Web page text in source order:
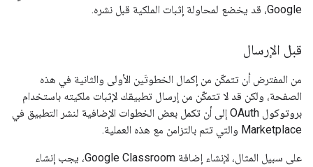
Google، قد يخضع لمحاولة إثبات الملكية قبل نشره.
قبل الإرسال
من المفترض أن تتمكّن من إكمال الخطوتَين الأولى والثانية في هذه
الصفحة، ولكن قد لا تتمكّن من إرسال تطبيقك لإثبات ملكيته باستخدام
بروتوكول OAuth إلى أن تكمل بعض الخطوات الإضافية لنشر التطبيق في
Marketplace والتي تتم بالتزامن مع هذه العملية.
على سبيل المثال، لإنشاء إضافة Google Classroom، يجب إنشاء